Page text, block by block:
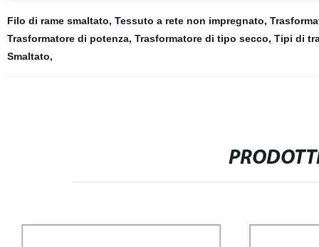
Filo di rame smaltato, Tessuto a rete non impregnato,
Trasformatore di potenza, Trasformatore di tipo secco, Tipi di
Smaltato,